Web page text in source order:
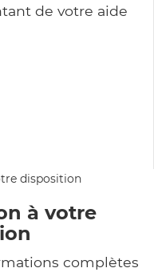
de votre aide
à votre
complètes